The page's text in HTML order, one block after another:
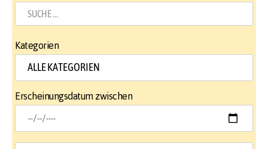
Kategorien
Erscheinungsdatum zwischen